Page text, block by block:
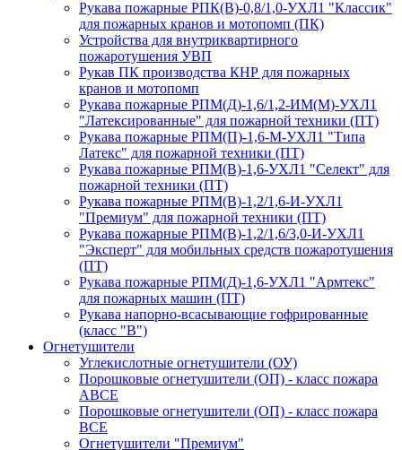
Рукава пожарные РПК(В)-0,8/1,0-УХЛ1 "Классик"
для пожарных кранов и мотопомп (ПК)
Устройства для внутриквартирного
пожаротушения УВП
Рукав ПК производства КНР для пожарных
кранов и мотопомп
Рукава пожарные РПМ(Д)-1,6/1,2-ИМ(M)-УХЛ1
"Латексированные" для пожарной техники (ПТ)
Рукава пожарные РПМ(П)-1,6-М-УХЛ1 "Типа
Латекс" для пожарной техники (ПТ)
Рукава пожарные РПМ(В)-1,6-УХЛ1 "Селект" для
пожарной техники (ПТ)
Рукава пожарные РПМ(В)-1,2/1,6-И-УХЛ1
"Премиум" для пожарной техники (ПТ)
Рукава пожарные РПМ(В)-1,2/1,6/3,0-И-УХЛ1
"Эксперт" для мобильных средств пожаротушения
(ПТ)
Рукава пожарные РПМ(Д)-1,6-УХЛ1 "Армтекс"
для пожарных машин (ПТ)
Рукава напорно-всасывающие гофрированные
(класс "В")
Огнетушители
Углекислотные огнетушители (ОУ)
Порошковые огнетушители (ОП) - класс пожара
АВСЕ
Порошковые огнетушители (ОП) - класс пожара
ВСЕ
Огнетушители "Премиум"